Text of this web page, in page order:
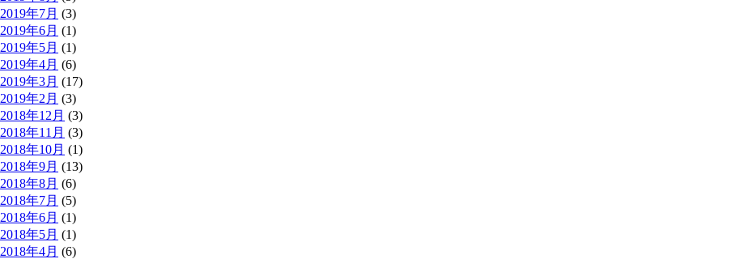
2019年7月 (3)
2019年6月 (1)
2019年5月 (1)
2019年4月 (6)
2019年3月 (17)
2019年2月 (3)
2018年12月 (3)
2018年11月 (3)
2018年10月 (1)
2018年9月 (13)
2018年8月 (6)
2018年7月 (5)
2018年6月 (1)
2018年5月 (1)
2018年4月 (6)